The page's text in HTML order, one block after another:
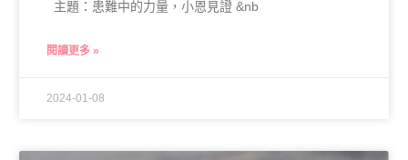
主題：患難中的力量，小恩見證 &nb
閱讀更多 »
2024-01-08